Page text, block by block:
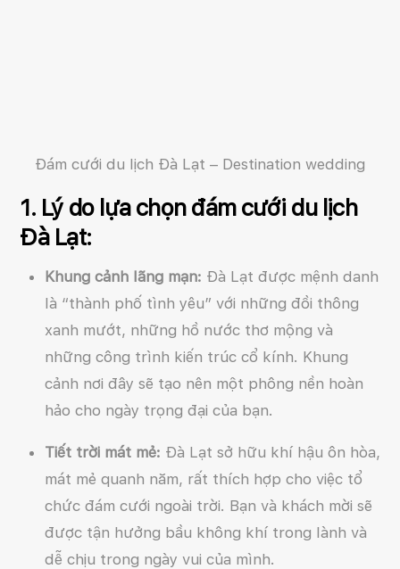
Đám cưới du lịch Đà Lạt – Destination wedding
1. Lý do lựa chọn đám cưới du lịch
Đà Lạt:
Khung cảnh lãng mạn: Đà Lạt được mệnh danh
là “thành phố tình yêu” với những đồi thông
xanh mướt, những hồ nước thơ mộng và
những công trình kiến trúc cổ kính. Khung
cảnh nơi đây sẽ tạo nên một phông nền hoàn
hảo cho ngày trọng đại của bạn.
Tiết trời mát mẻ: Đà Lạt sở hữu khí hậu ôn hòa,
mát mẻ quanh năm, rất thích hợp cho việc tổ
chức đám cưới ngoài trời. Bạn và khách mời sẽ
được tận hưởng bầu không khí trong lành và
dễ chịu trong ngày vui của mình.